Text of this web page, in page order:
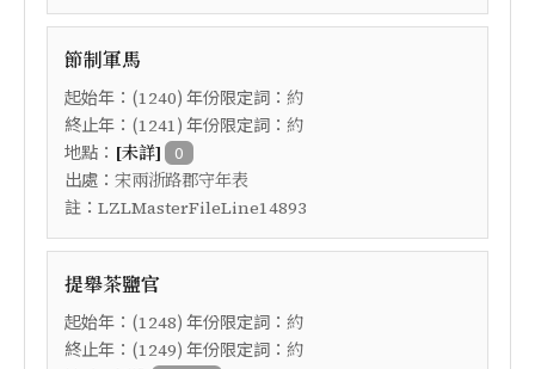
節制軍馬
起始年：(1240) 年份限定詞： 約
終止年：(1241) 年份限定詞： 約
地點： [未詳] 0
出處： 宋兩浙路郡守年表
註： LZLMasterFileLine14893
提舉茶鹽官
起始年：(1248) 年份限定詞： 約
終止年：(1249) 年份限定詞： 約